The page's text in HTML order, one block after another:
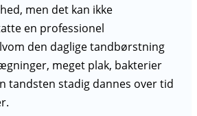
men det kan ikke
en professionel
den daglige tandbørstning
meget plak, bakterier
tandsten stadig dannes over tid